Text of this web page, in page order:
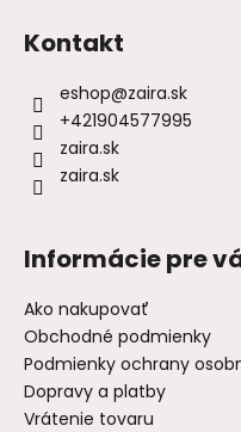
Kontakt
eshop@zaira.sk
+421904577995
zaira.sk
zaira.sk
Informácie pre
Ako nakupovať
Obchodné podmienky
Podmienky ochrany
Dopravy a platby
Vrátenie tovaru